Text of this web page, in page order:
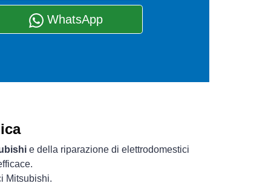
WhatsApp
e della riparazione di elettrodomestici
Mitsubishi.